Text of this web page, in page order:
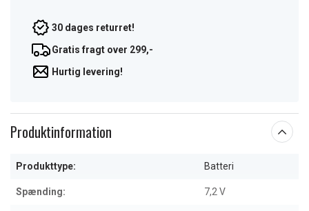
30 dages returret!
Gratis fragt over 299,-
Hurtig levering!
Produktinformation
Produkttype: Batteri
Spænding: 7,2 V